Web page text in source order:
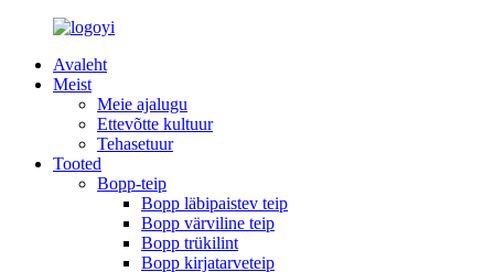
Avaleht
Meist
Meie ajalugu
Ettevõtte kultuur
Tehasetuur
Tooted
Bopp-teip
Bopp läbipaistev teip
Bopp värviline teip
Bopp trükilint
Bopp kirjatarveteip